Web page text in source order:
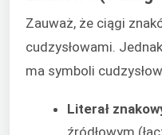
Zauważ, że ciągi
cudzysłowami.
ma symboli
Literał
źródłowym